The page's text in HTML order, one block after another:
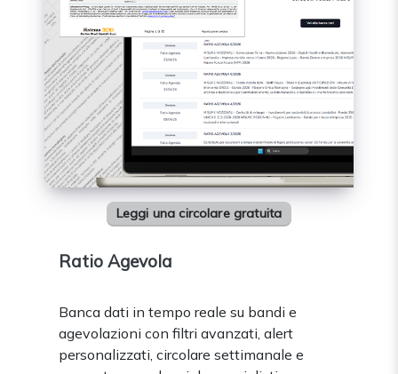
Leggi una circolare gratuita
Ratio Agevola
Banca dati in tempo reale su bandi e
agevolazioni con filtri avanzati, alert
personalizzati, circolare settimanale e